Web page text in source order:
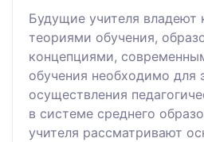
Будущие учителя
теориями обучения,
концепциями,
обучения необходимо для
осуществления
в системе среднего
учителя рассматривают